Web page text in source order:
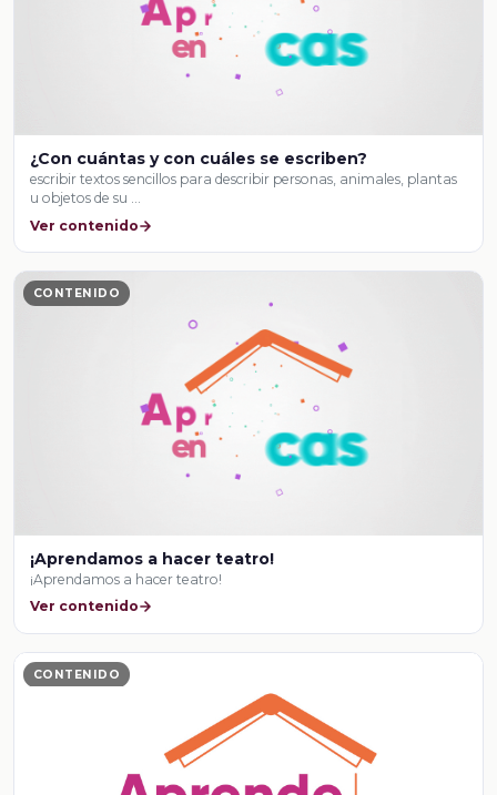
¿Con cuántas y con cuáles se escriben?
escribir textos sencillos para describir personas, animales, plantas
u objetos de su …
Ver contenido
CONTENIDO
¡Aprendamos a hacer teatro!
¡Aprendamos a hacer teatro!
Ver contenido
CONTENIDO